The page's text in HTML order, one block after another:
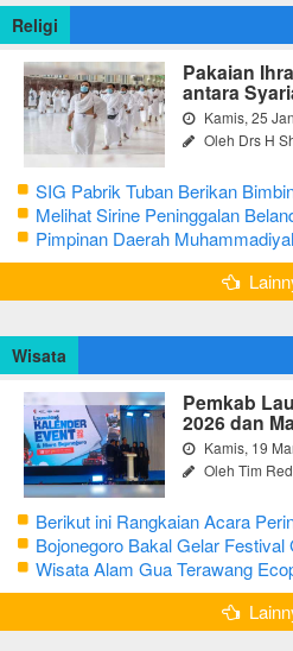
Religi
Pakaian
antara
Kamis, 25
Oleh Drs H
SIG Pabrik Tuban Berikan
CJH Kabupaten Tuban
Melihat Sirine Peninggalan
Pendopo Bupati Blora
Pimpinan Daerah
Salat Iduladha 9 Juli 2022
Wisata
Pemkab
2026 dan
Kamis, 19
Oleh Tim
Berikut ini Rangkaian Acara
Ke-348 Tahun 2025
Bojonegoro Bakal Gelar Festival
Wisata Alam Gua Terawang
Menarik